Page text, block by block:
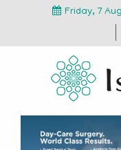
Friday, 7